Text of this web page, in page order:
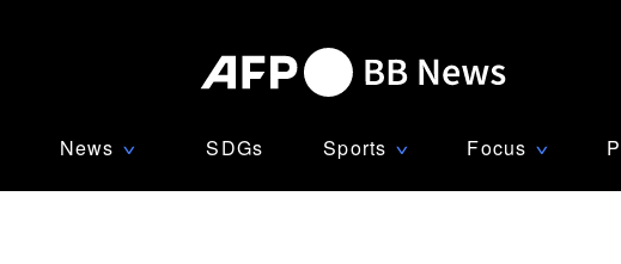
News ∨ SDGs Sports ∨ Focus ∨